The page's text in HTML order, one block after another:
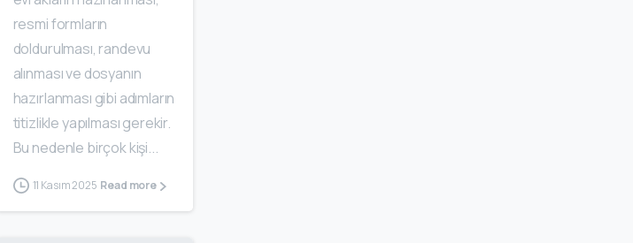
resmi formların
doldurulması, randevu
alınması ve dosyanın
hazırlanması gibi adımların
titizlikle yapılması gerekir.
Bu nedenle birçok kişi...
11 Kasım 2025 Read more